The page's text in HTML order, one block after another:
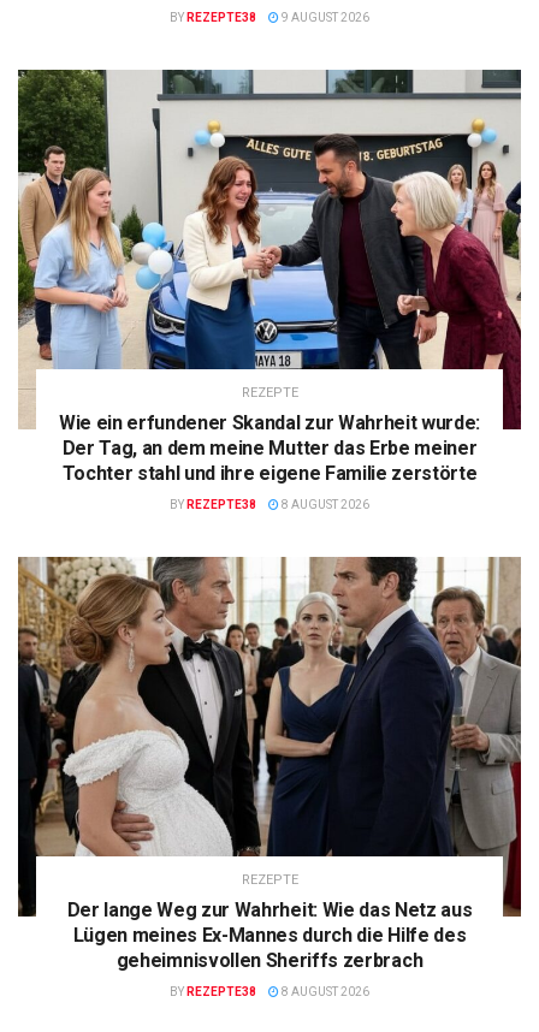
BY REZEPTE38 9 AUGUST 2026
REZEPTE
Wie ein erfundener Skandal zur Wahrheit wurde:
Der Tag, an dem meine Mutter das Erbe meiner
Tochter stahl und ihre eigene Familie zerstörte
BY REZEPTE38 8 AUGUST 2026
REZEPTE
Der lange Weg zur Wahrheit: Wie das Netz aus
Lügen meines Ex-Mannes durch die Hilfe des
geheimnisvollen Sheriffs zerbrach
BY REZEPTE38 8 AUGUST 2026